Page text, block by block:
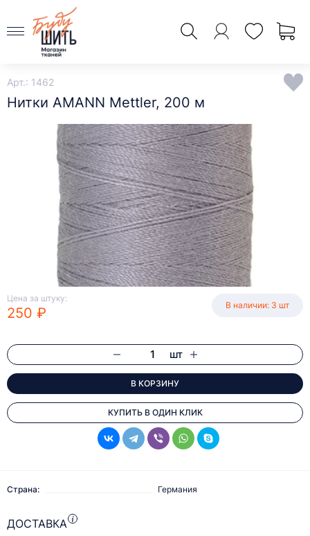
Арт.: 1462
Нитки AMANN Mettler, 200 м
Цена за штуку:
250 ₽ В наличии: 3 шт
шт
В КОРЗИНУ
КУПИТЬ В ОДИН КЛИК
Страна: Германия
ДОСТАВКА